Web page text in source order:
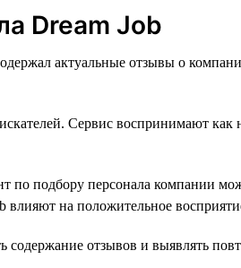
Dream Job
актуальные отзывы о
Сервис воспринимают как
по подбору персонала компании
на положительное
содержание отзывов и выявлять